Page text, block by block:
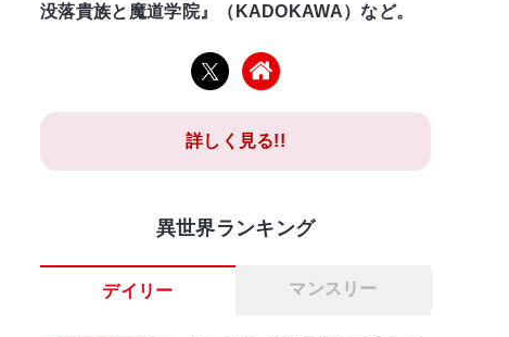
没落貴族と魔道学院』（KADOKAWA）など。
詳しく見る!!
異世界ランキング
デイリー マンスリー